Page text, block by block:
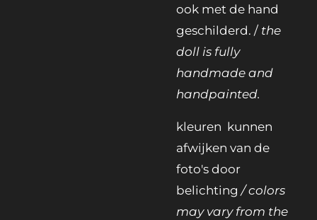
ook met de hand
geschilderd. / the
doll is fully
handmade and
handpainted.
kleuren kunnen
afwijken van de
foto's door
belichting/ colors
may vary from the